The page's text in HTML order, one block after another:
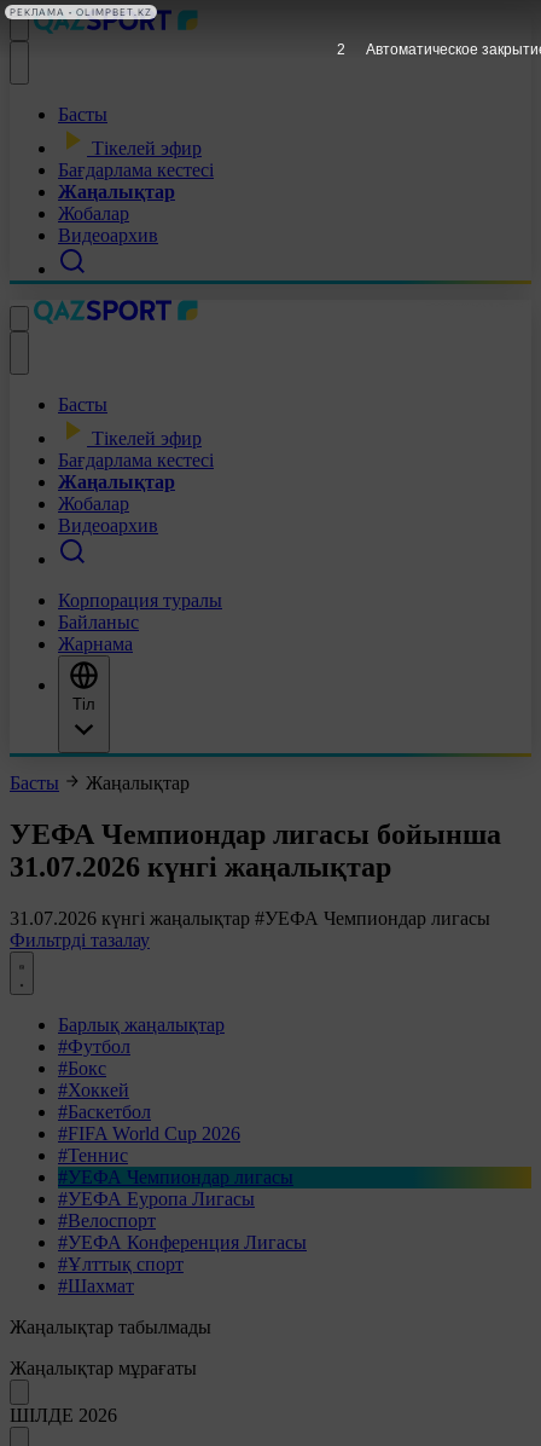
Басты
Тікелей эфир
Бағдарлама кестесі
Жаңалықтар
Жобалар
Видеоархив
Басты
Тікелей эфир
Бағдарлама кестесі
Жаңалықтар
Жобалар
Видеоархив
Корпорация туралы
Байланыс
Жарнама
Тіл
Басты Жаңалықтар
УЕФА Чемпиондар лигасы бойынша
31.07.2026 күнгі жаңалықтар
31.07.2026 күнгі жаңалықтар #УЕФА Чемпиондар лигасы
Фильтрді тазалау
Барлық жаңалықтар
#Футбол
#Бокс
#Хоккей
#Баскетбол
#FIFA World Cup 2026
#Теннис
#УЕФА Чемпиондар лигасы
#УЕФА Еуропа Лигасы
#Велоспорт
#УЕФА Конференция Лигасы
#Ұлттық спорт
#Шахмат
Жаңалықтар табылмады
Жаңалықтар мұрағаты
ШІЛДЕ 2026
1 Автоматическое
РЕКЛАМА • OLIMPBET.KZ